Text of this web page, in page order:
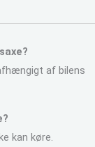
af bilens
kan køre.